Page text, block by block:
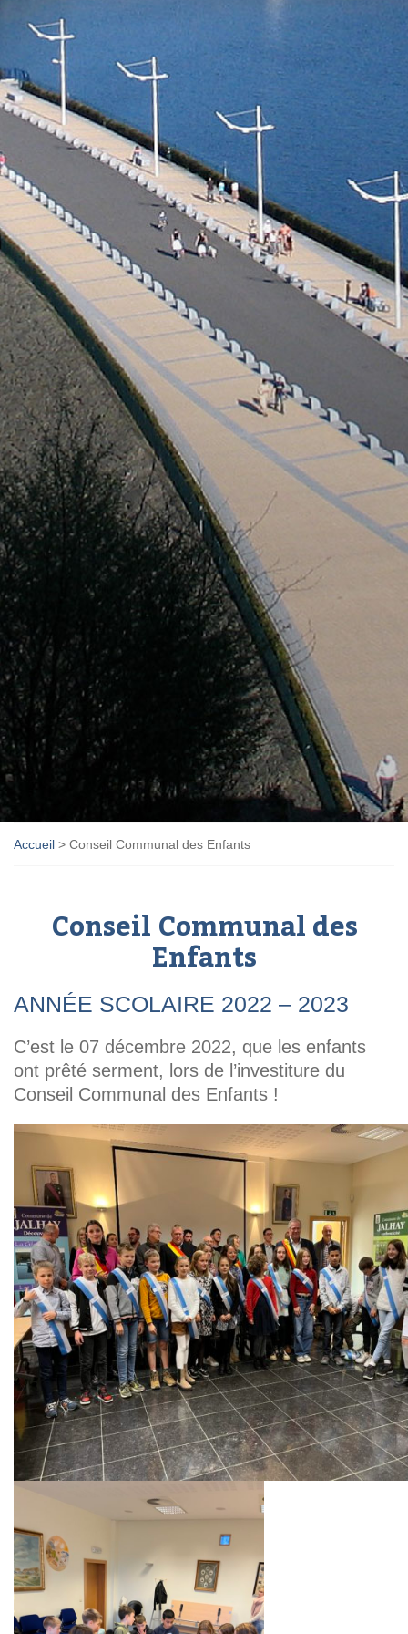
Accueil > Conseil Communal des Enfants
Conseil Communal des
Enfants
ANNÉE SCOLAIRE 2022 – 2023
C’est le 07 décembre 2022, que les enfants
ont prêté serment, lors de l’investiture du
Conseil Communal des Enfants !